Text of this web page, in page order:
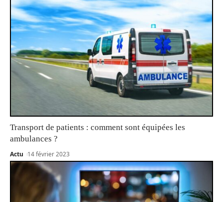
Transport de patients : comment sont équipées les
ambulances ?
Actu 14 février 2023